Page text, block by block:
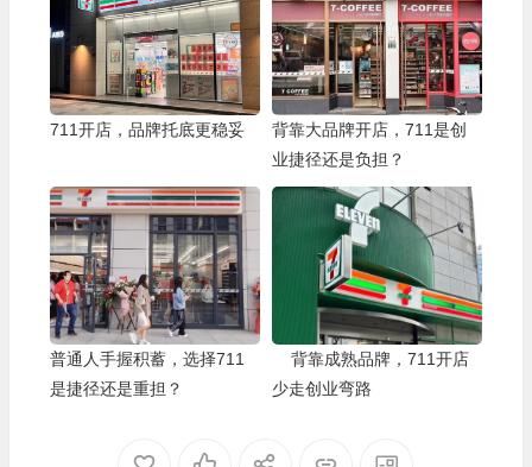
711开店，品牌托底更稳妥
背靠大品牌开店，711是创
业捷径还是负担？
普通人手握积蓄，选择711
是捷径还是重担？
背靠成熟品牌，711开店
少走创业弯路